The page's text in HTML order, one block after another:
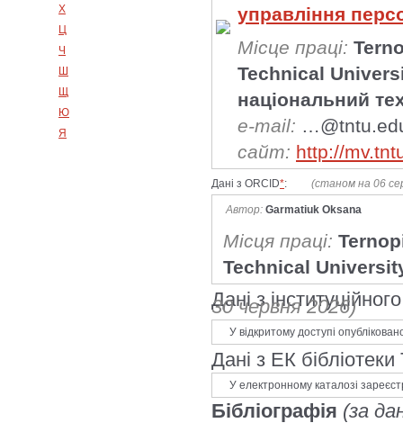
Х
Ц
Ч
Ш
Щ
Ю
Я
управління
Місце праці:
Technical
національний
e-mail:
сайт: http://
Дані з ORCID*: (станом на 06
Автор: Garmatiuk Oksana
Місця праці:
Technical
Дані з
30 червня 2026)
У відкритому доступі
Дані з ЕК
У електронному каталозі
Бібліографія (за